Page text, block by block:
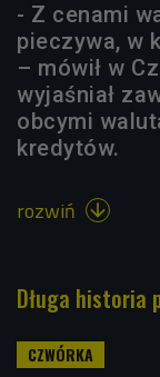
- Z cenami
pieczywa, w
– mówił w
wyjaśniał
obcymi
kredytów.
rozwiń 
Długa historia